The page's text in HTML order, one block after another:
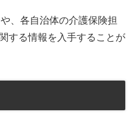
、各自治体の介護保険担
する情報を入手することが